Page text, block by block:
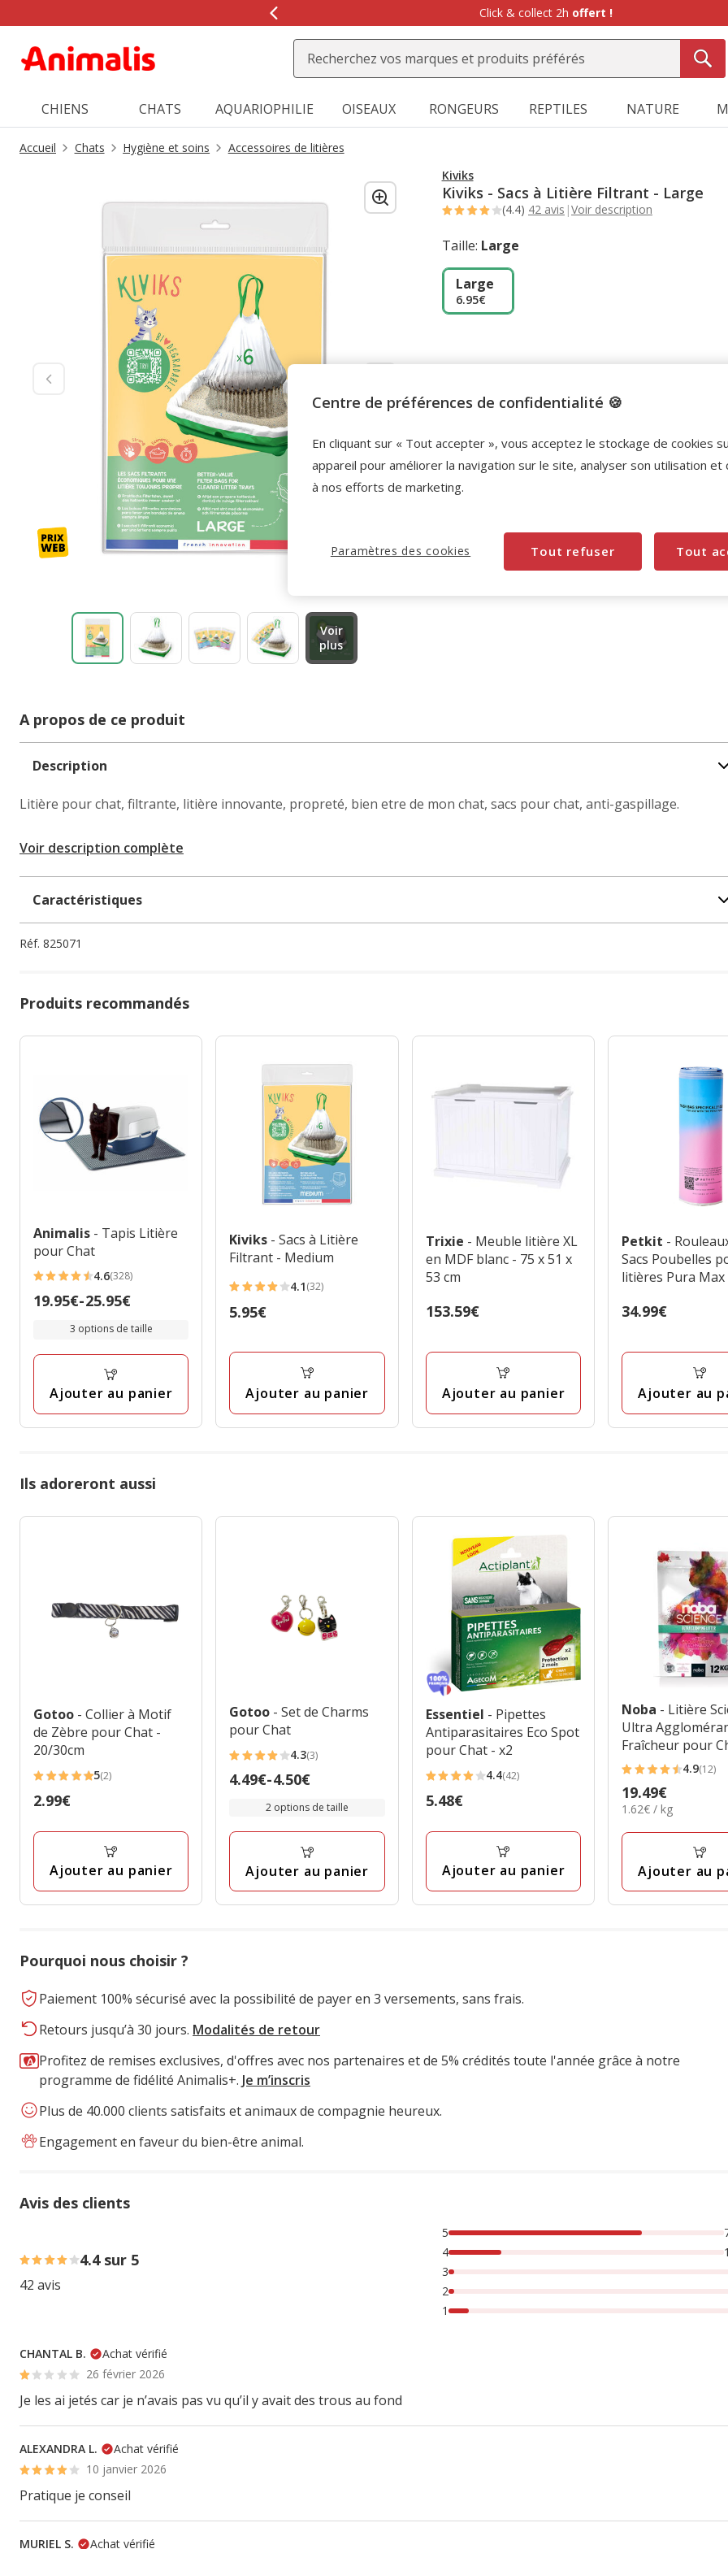
de
message,
Click & collect 2h offert !
CHIENS CHATS AQUARIOPHILIE OISEAUX RONGEURS REPTILES NATURE
Accueil Chats Hygiène et soins
Accessoires de litières
Kiviks
Kiviks - Sacs à Litière Filtrant - Large
(4.4) 42 avis |Voir description
Voir
plus
Taille: Large
Large
6.95€
A propos de ce produit
Description
Litière pour chat, filtrante, litière innovante, propreté, bien etre de mon chat, sacs pour chat, anti-gaspillage.
Voir description complète
Caractéristiques
Réf. 825071
Produits recommandés
Animalis - Tapis Litière
pour Chat
4.6
étoiles
avis
4.6(328)
Prix
à
19.95€-25.95€
3 options de taille
Ajouter au panier
Kiviks - Sacs à Litière
Filtrant - Medium
4.1
étoiles
32
4.1(32)
Prix
5.95€
Ajouter au panier
Trixie - Meuble litière XL
en MDF blanc - 75 x 51 x
53 cm
Prix
153.59€
Ajouter au panier
Petkit -
Sacs Poubelles
litières Pura Max
Prix
34.99€
Ajouter au
Ils adoreront aussi
Gotoo - Collier à Motif
de Zèbre pour Chat -
20/30cm
5
étoiles
2
avis
5(2)
Prix
2.99€
Ajouter au panier
Gotoo - Set de Charms
pour Chat
4.3
étoiles
avis
4.3(3)
Prix
à
4.49€-4.50€
2 options de taille
Ajouter au panier
Essentiel - Pipettes
Antiparasitaires Eco Spot
pour Chat - x2
4.4
étoiles
42
avis
4.4(42)
Prix
5.48€
Ajouter au panier
Noba - Litière
Ultra
Fraîcheur pour
12Kg
4.9
étoiles
avec
12
4.9(12)
Prix
19.49€
19.49€
1.62€
Kg
1.62€ / kg
Ajouter au
Pourquoi nous choisir ?
Paiement 100% sécurisé avec la possibilité de payer en 3 versements, sans frais.
Retours jusqu’à 30 jours. Modalités de retour
Profitez de remises exclusives, d'offres avec nos partenaires et de 5% crédités toute l'année grâce à notre
programme de fidélité Animalis+. Je m’inscris
Plus de 40.000 clients satisfaits et animaux de compagnie heureux.
Engagement en faveur du bien-être animal.
Avis des clients
4.4 sur 5
42 avis
70% des personnes lont noté avec {1} étoiles, 19% des personnes lont noté avec {1} étoiles, 2% des personnes
5
4
3
2
1
CHANTAL B.
Achat vérifié
26 février 2026
Je les ai jetés car je n’avais pas vu qu’il y avait des trous au fond
ALEXANDRA L.
Achat vérifié
10 janvier 2026
Pratique je conseil
MURIEL S. Achat vérifié
Centre de préférences de confidentialité 🍪
En cliquant sur « Tout accepter », vous acceptez le stockage de cookies
appareil pour améliorer la navigation sur le site, analyser son utilisation et
à nos efforts de marketing.
Tout refuser Tout
Paramètres des cookies